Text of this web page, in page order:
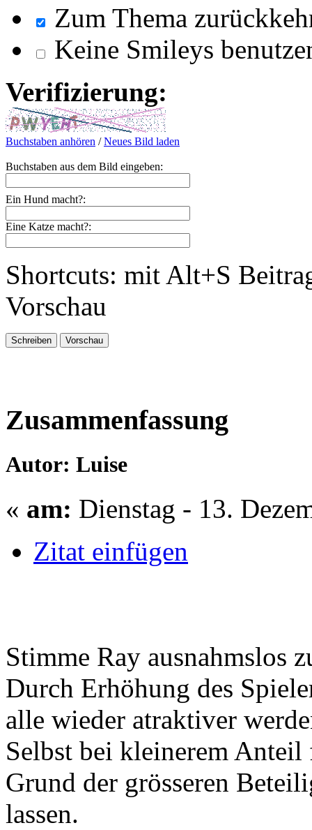
Zum Thema
Keine Smileys
Verifizierung:
Buchstaben anhören /Neues Bild laden
Buchstaben aus dem Bild eingeben:
Ein Hund macht?:
Eine Katze macht?:
Shortcuts: mit Alt+S
Vorschau
Zusammenfassung
Autor: Luise
« am: Dienstag - 13.
Zitat einfügen
Stimme Ray ausnahmslos
Durch Erhöhung des
alle wieder atraktiver
Selbst bei kleinerem
Grund der grösseren
lassen.